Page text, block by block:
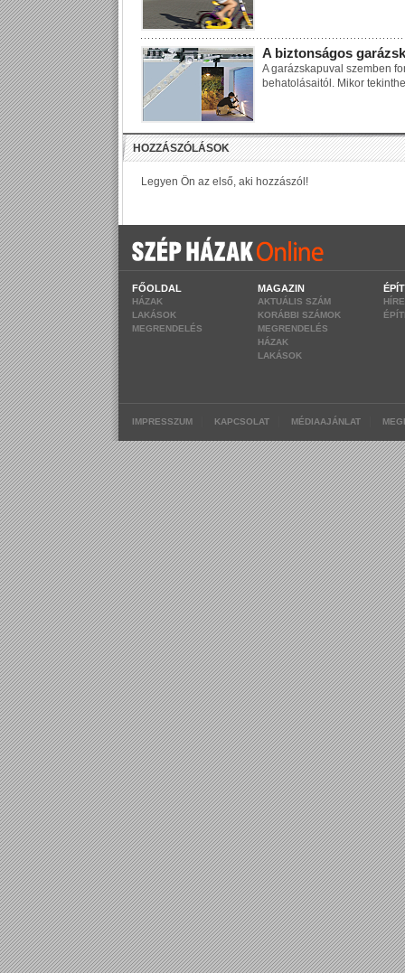
A biztonságos
A garázskapuval szemben
behatolásaitól. Mikor
FŐOLDAL
HÁZAK
LAKÁSOK
MEGRENDELÉS
MAGAZIN
AKTUÁLIS SZÁM
KORÁBBI SZÁMOK
MEGRENDELÉS
HÁZAK
LAKÁSOK
IMPRESSZUM KAPCSOLAT MÉDIAAJÁNLAT